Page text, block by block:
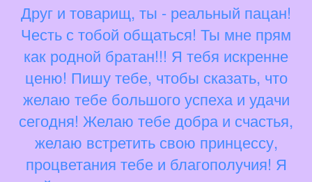
Друг и товарищ, ты - реальный пацан!
Честь с тобой общаться! Ты мне прям
как родной братан!!! Я тебя искренне
ценю! Пишу тебе, чтобы сказать, что
желаю тебе большого успеха и удачи
сегодня! Желаю тебе добра и счастья,
желаю встретить свою принцессу,
процветания тебе и благополучия! Я